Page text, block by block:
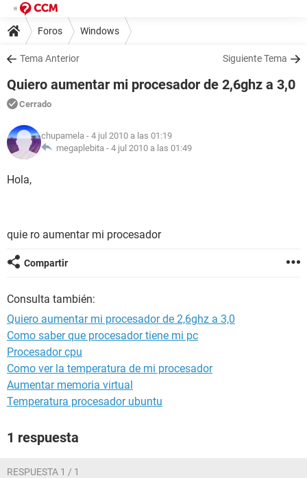
Foros Windows
Tema Anterior Siguiente Tema
Quiero aumentar mi procesador de 2,6ghz a 3,0
Cerrado
chupamela - 4 jul 2010 a las 01:19
megaplebita - 4 jul 2010 a las 01:49
Hola,
quie ro aumentar mi procesador
Compartir
Consulta también:
Quiero aumentar mi procesador de 2,6ghz a 3,0
Como saber que procesador tiene mi pc
Procesador cpu
Como ver la temperatura de mi procesador
Aumentar memoria virtual
Temperatura procesador ubuntu
1 respuesta
RESPUESTA 1 / 1